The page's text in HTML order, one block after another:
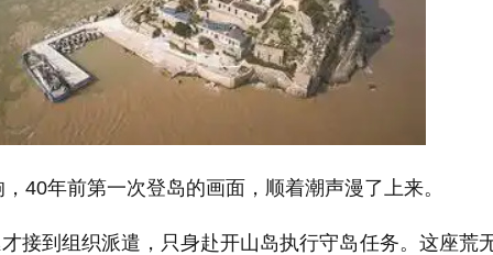
40年前第一次登岛的画面，顺着潮声漫了上来。
接到组织派遣，只身赴开山岛执行守岛任务。这座荒